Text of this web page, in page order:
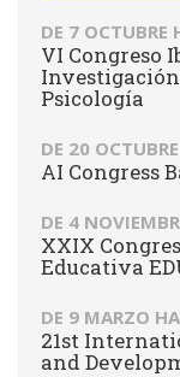
DE 7 OCTUBRE
VI Congreso
Psicología
DE 20 OCTUBRE
AI Congress
DE 4
XXIX
Educativa
DE 9 MARZO
21st
and